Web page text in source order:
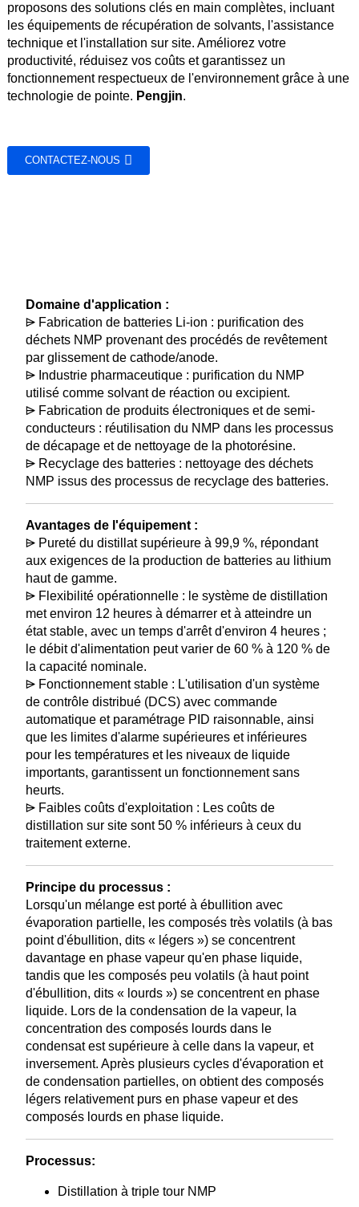
proposons des solutions clés en main complètes, incluant
les équipements de récupération de solvants, l'assistance
technique et l'installation sur site. Améliorez votre
productivité, réduisez vos coûts et garantissez un
fonctionnement respectueux de l'environnement grâce à une
technologie de pointe. Pengjin.
CONTACTEZ-NOUS
Domaine d'application :
⩥ Fabrication de batteries Li-ion : purification des
déchets NMP provenant des procédés de revêtement
par glissement de cathode/anode.
⩥ Industrie pharmaceutique : purification du NMP
utilisé comme solvant de réaction ou excipient.
⩥ Fabrication de produits électroniques et de semi-
conducteurs : réutilisation du NMP dans les processus
de décapage et de nettoyage de la photorésine.
⩥ Recyclage des batteries : nettoyage des déchets
NMP issus des processus de recyclage des batteries.
Avantages de l'équipement :
⩥ Pureté du distillat supérieure à 99,9 %, répondant
aux exigences de la production de batteries au lithium
haut de gamme.
⩥ Flexibilité opérationnelle : le système de distillation
met environ 12 heures à démarrer et à atteindre un
état stable, avec un temps d'arrêt d'environ 4 heures ;
le débit d'alimentation peut varier de 60 % à 120 % de
la capacité nominale.
⩥ Fonctionnement stable : L'utilisation d'un système
de contrôle distribué (DCS) avec commande
automatique et paramétrage PID raisonnable, ainsi
que les limites d'alarme supérieures et inférieures
pour les températures et les niveaux de liquide
importants, garantissent un fonctionnement sans
heurts.
⩥ Faibles coûts d'exploitation : Les coûts de
distillation sur site sont 50 % inférieurs à ceux du
traitement externe.
Principe du processus :
Lorsqu'un mélange est porté à ébullition avec
évaporation partielle, les composés très volatils (à bas
point d'ébullition, dits « légers ») se concentrent
davantage en phase vapeur qu'en phase liquide,
tandis que les composés peu volatils (à haut point
d'ébullition, dits « lourds ») se concentrent en phase
liquide. Lors de la condensation de la vapeur, la
concentration des composés lourds dans le
condensat est supérieure à celle dans la vapeur, et
inversement. Après plusieurs cycles d'évaporation et
de condensation partielles, on obtient des composés
légers relativement purs en phase vapeur et des
composés lourds en phase liquide.
Processus:
Distillation à triple tour NMP